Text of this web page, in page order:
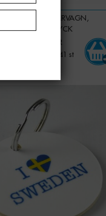
NYCKELRING, SPÅRVAGN,
VIT/FÄRGTRYCK
125,00 KR
Lagerstatus: 141 st
+